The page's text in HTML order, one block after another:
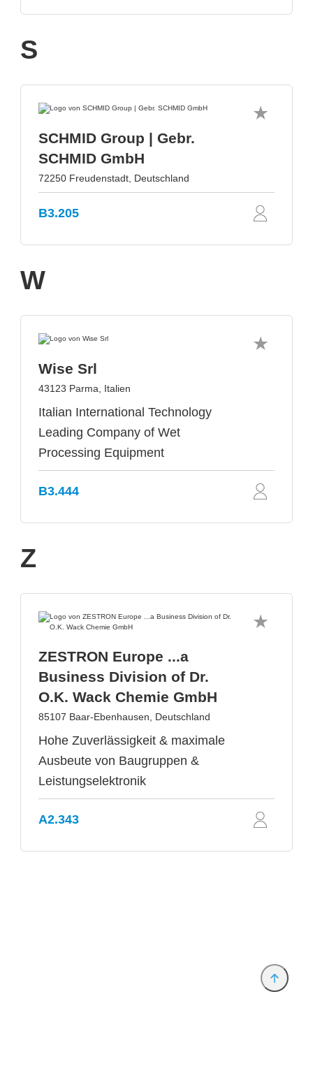
S
SCHMID Group | Gebr.
SCHMID GmbH
72250 Freudenstadt, Deutschland
B3.205
W
Wise Srl
43123 Parma, Italien
Italian International Technology
Leading Company of Wet
Processing Equipment
B3.444
Z
ZESTRON Europe ...a
Business Division of Dr.
O.K. Wack Chemie GmbH
85107 Baar-Ebenhausen, Deutschland
Hohe Zuverlässigkeit & maximale
Ausbeute von Baugruppen &
Leistungselektronik
A2.343